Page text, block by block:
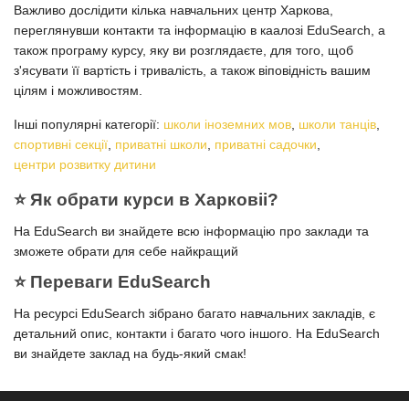
Важливо дослідити кілька навчальних центр Харкова,
переглянувши контакти та інформацію в каалозі EduSearch, а
також програму курсу, яку ви розглядаєте, для того, щоб
з'ясувати її вартість і тривалість, а також віповідність вашим
цілям і можливостям.
Інші популярні категорії: школи іноземних мов, школи танців,
спортивні секції, приватні школи, приватні садочки,
центри розвитку дитини
⭐️ Як обрати курси в Харковіі?
На EduSearch ви знайдете всю інформацію про заклади та
зможете обрати для себе найкращий
⭐️ Переваги EduSearch
На ресурсі EduSearch зібрано багато навчальних закладів, є
детальний опис, контакти і багато чого іншого. На EduSearch
ви знайдете заклад на будь-який смак!